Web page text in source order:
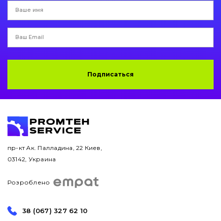
Подписаться
пр-кт Ак. Палладина, 22 Киев,
03142, Украина
Розроблено
38 (067) 327 62 10